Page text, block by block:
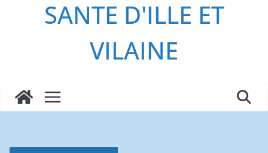
SANTE D'ILLE ET
VILAINE